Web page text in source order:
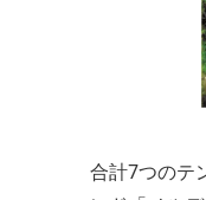
合計7つのテ